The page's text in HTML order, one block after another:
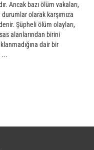
Ancak bazı ölüm vakaları,
olarak karşımıza
Şüpheli ölüm olayları,
alanlarından birini
dair bir
...